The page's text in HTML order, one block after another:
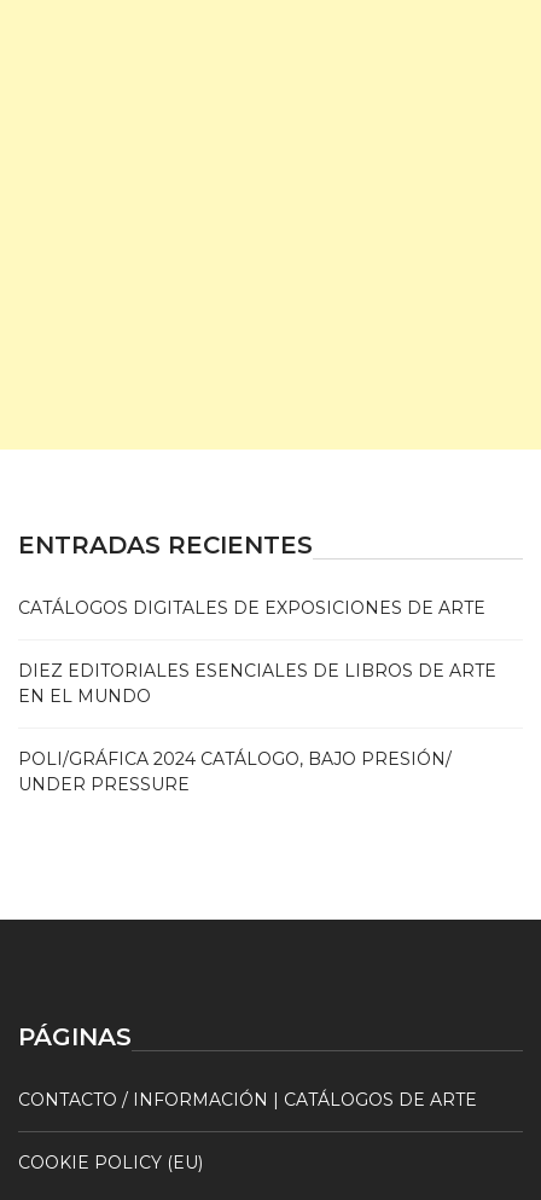
ENTRADAS RECIENTES
CATÁLOGOS DIGITALES DE EXPOSICIONES DE ARTE
DIEZ EDITORIALES ESENCIALES DE LIBROS DE ARTE
EN EL MUNDO
POLI/GRÁFICA 2024 CATÁLOGO, BAJO PRESIÓN/
UNDER PRESSURE
PÁGINAS
CONTACTO / INFORMACIÓN | CATÁLOGOS DE ARTE
COOKIE POLICY (EU)